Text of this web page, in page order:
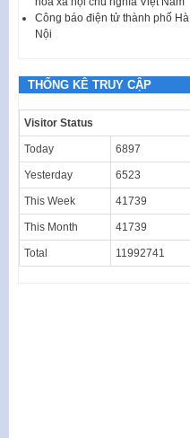
Công báo điện tử thành phố Hà
Nội
THỐNG KÊ TRUY CẬP
Visitor Status
Today 6897
Yesterday 6523
This Week 41739
This Month 41739
Total 11992741